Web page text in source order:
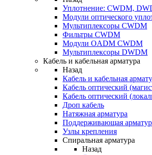
Уплотнение: CWDM,
Модули оптического
Мультиплексоры CWDM
Фильтры CWDM
Модули OADM CWDM
Мультиплексоры DWDM
Кабель и кабельная арматура
Назад
Кабель и кабельная
Кабель оптический
Кабель оптический
Дроп кабель
Натяжная арматура
Поддерживающая
Узлы крепления
Спиральная арматура
Назад